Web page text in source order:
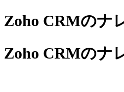
Zoho CRMのナ
Zoho CRMのナ